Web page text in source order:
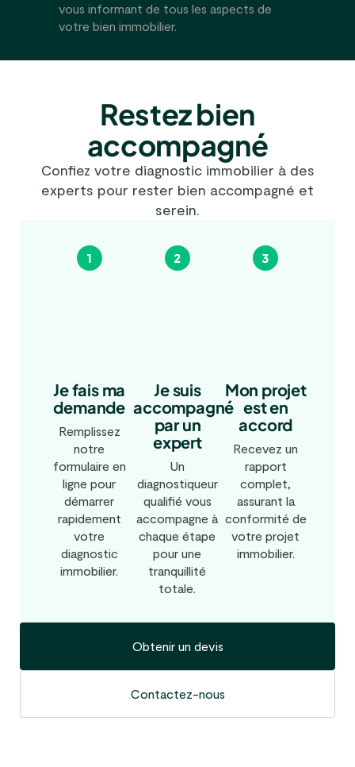
vous informant de tous les aspects de
votre bien immobilier.
Restez bien
accompagné
Confiez votre diagnostic immobilier à des
experts pour rester bien accompagné et
serein.
Je fais ma
demande
Remplissez
notre
formulaire en
ligne pour
démarrer
rapidement
votre
diagnostic
immobilier.
Je suis
accompagné
par un
expert
Un
diagnostiqueur
qualifié vous
accompagne à
chaque étape
pour une
tranquillité
totale.
Mon projet
est en
accord
Recevez un
rapport
complet,
assurant la
conformité de
votre projet
immobilier.
Obtenir un devis
Contactez-nous